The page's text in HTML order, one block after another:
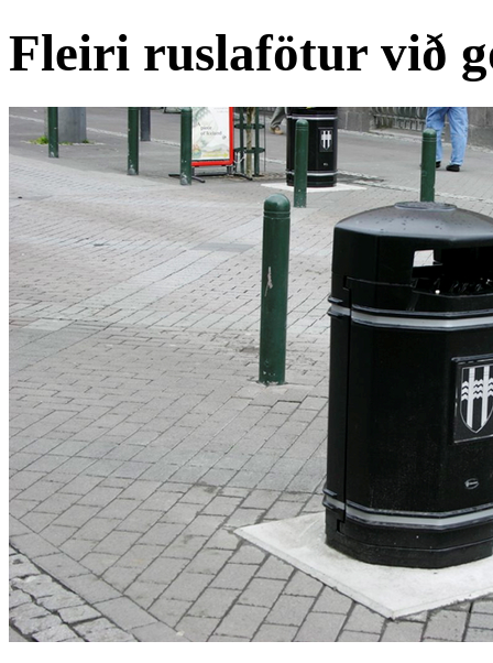
Fleiri ruslafötur við